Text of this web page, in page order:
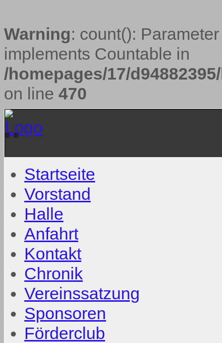
Warning: count():
implements Countable in
/homepages/17/
on line 470
Startseite
Vorstand
Halle
Anfahrt
Kontakt
Chronik
Vereinssatzung
Sponsoren
Förderclub